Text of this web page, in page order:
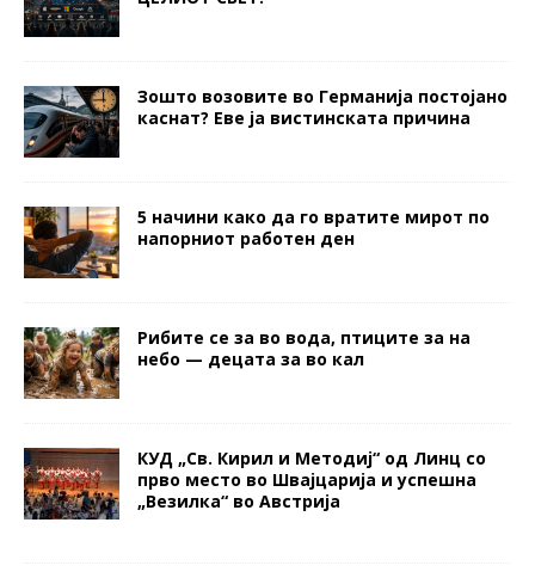
Зошто возовите во Германија постојано
каснат? Еве ја вистинската причина
5 начини како да го вратите мирот по
напорниот работен ден
Рибите се за во вода, птиците за на
небо — децата за во кал
КУД „Св. Кирил и Методиј“ од Линц со
прво место во Швајцарија и успешна
„Везилка“ во Австрија